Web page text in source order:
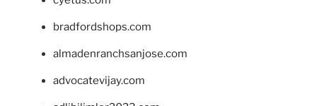
bradfordshops.com
almadenranchsanjose.com
advocatevijay.com